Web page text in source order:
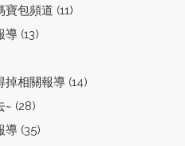
包頻道 (11)
導 (13)
掉相關報導 (14)
~ (28)
導 (35)